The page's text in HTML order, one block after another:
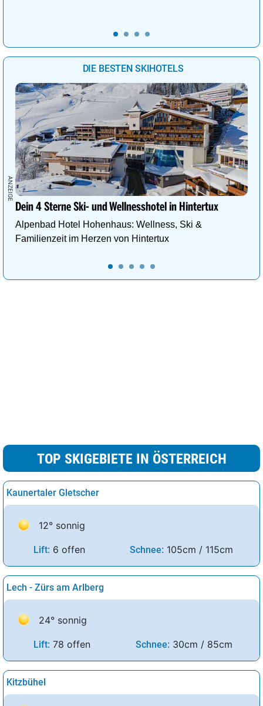
DIE BESTEN SKIHOTELS
Dein 4 Sterne Ski- und Wellnesshotel in Hintertux
Alpenbad Hotel Hohenhaus: Wellness, Ski &
Familienzeit im Herzen von Hintertux
TOP SKIGEBIETE IN ÖSTERREICH
Kaunertaler Gletscher
12° sonnig
Lift: 6 offen Schnee: 105cm / 115cm
Lech - Zürs am Arlberg
24° sonnig
Lift: 78 offen Schnee: 30cm / 85cm
Kitzbühel